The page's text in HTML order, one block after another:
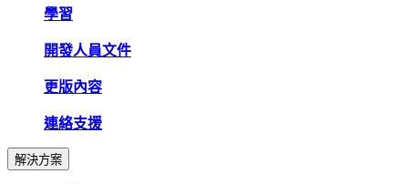
學習
開發人員文件
更版內容
連絡支援
解決方案